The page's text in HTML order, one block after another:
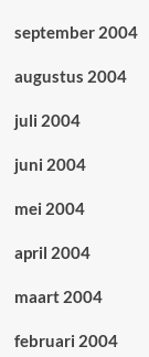
september 2004
augustus 2004
juli 2004
juni 2004
mei 2004
april 2004
maart 2004
februari 2004